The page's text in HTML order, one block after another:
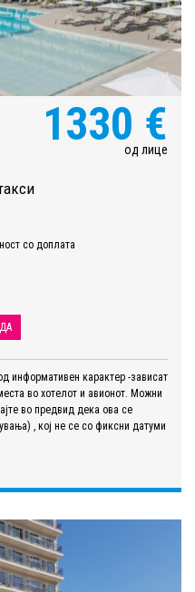
1330 €
од лице
со доплата
информативен карактер -зависат
во хотелот и авионот. Можни
во предвид дека ова се
, кој не се со фиксни датуми